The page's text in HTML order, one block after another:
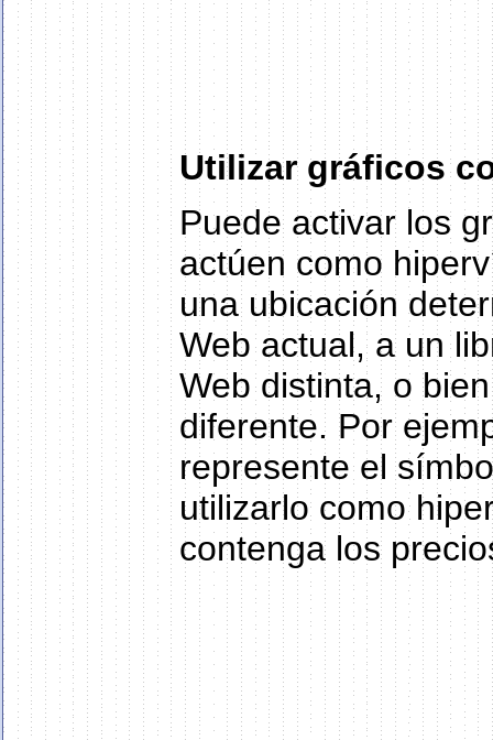
Utilizar gráficos
Puede activar los
actúen como
una ubicación
Web actual, a un
Web distinta, o
diferente. Por
represente el
utilizarlo como
contenga los